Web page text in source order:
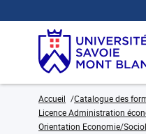
Accueil Catalogue des
Licence Administration
Orientation Economie/